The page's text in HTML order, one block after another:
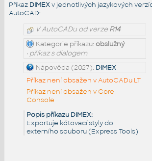
Příkaz DIMEXv jednotlivých jazykových
AutoCAD:
V AutoCADu od verzeR14
Kategorie příkazu: obslužný
• příkaz s dialogem
Nápověda (2027): DIMEX
Příkaz není obsažen v AutoCADu LT
Příkaz není obsažen v Core
Console
Popis příkazu DIMEX:
Exportuje kótovací styly do
externího souboru (Express Tools)